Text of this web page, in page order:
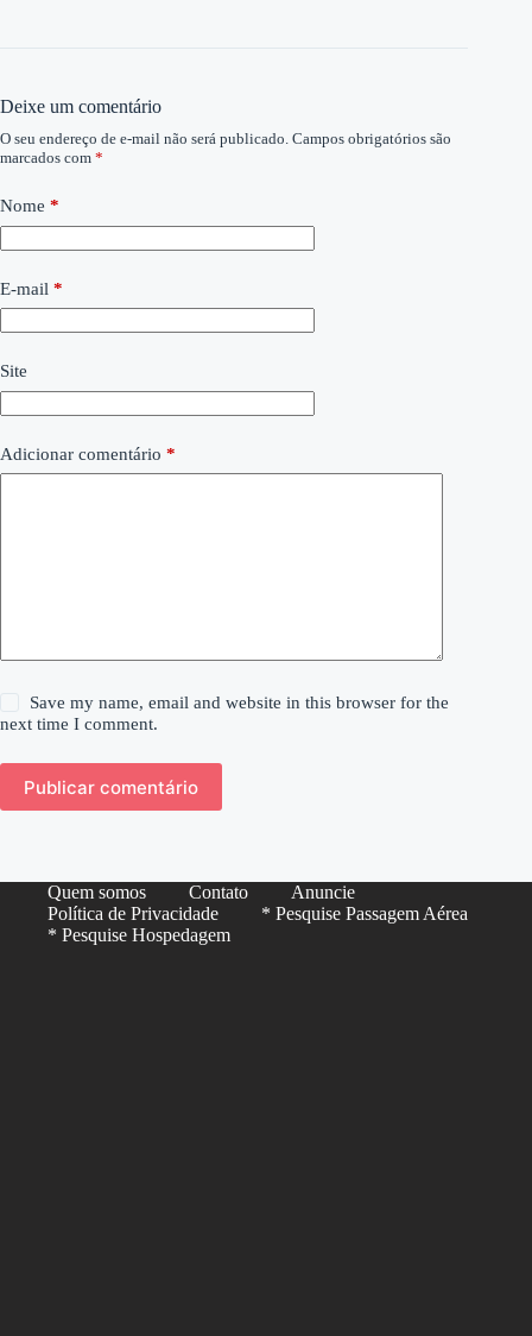
Deixe um comentário
O seu endereço de e-mail não será publicado. Campos obrigatórios são
marcados com *
Nome *
E-mail *
Site
Adicionar comentário *
Save my name, email and website in this browser for the
next time I comment.
Publicar comentário
Quem somos Contato
Anuncie
Política de Privacidade
* Pesquise Passagem Aérea
* Pesquise Hospedagem